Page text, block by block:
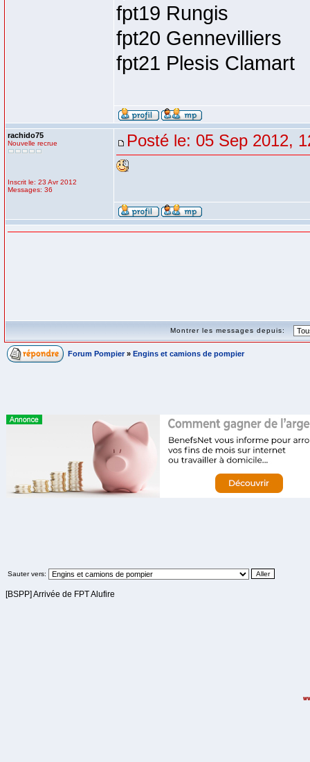
fpt19 Rungis
fpt20 Gennevilliers
fpt21 Plesis Clamart
rachido75
Nouvelle recrue
Inscrit le: 23 Avr 2012
Messages: 36
Posté le: 05 Sep 2012,
Montrer les messages depuis:
Forum Pompier » Engins et camions de pompier
Sauter vers:
[BSPP] Arrivée de FPT Alufire